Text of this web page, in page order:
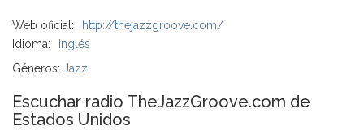
Web oficial:
http://thejazzgroove.com/
Idioma:
Inglés
Géneros: Jazz
Escuchar radio TheJazzGroove.com de
Estados Unidos